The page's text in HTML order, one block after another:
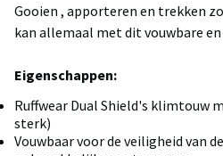
Gooien , apporteren en trekken
kan allemaal met dit vouwbare
Eigenschappen:
Ruffwear Dual Shield's klimtouw
sterk)
Vouwbaar voor de veiligheid van